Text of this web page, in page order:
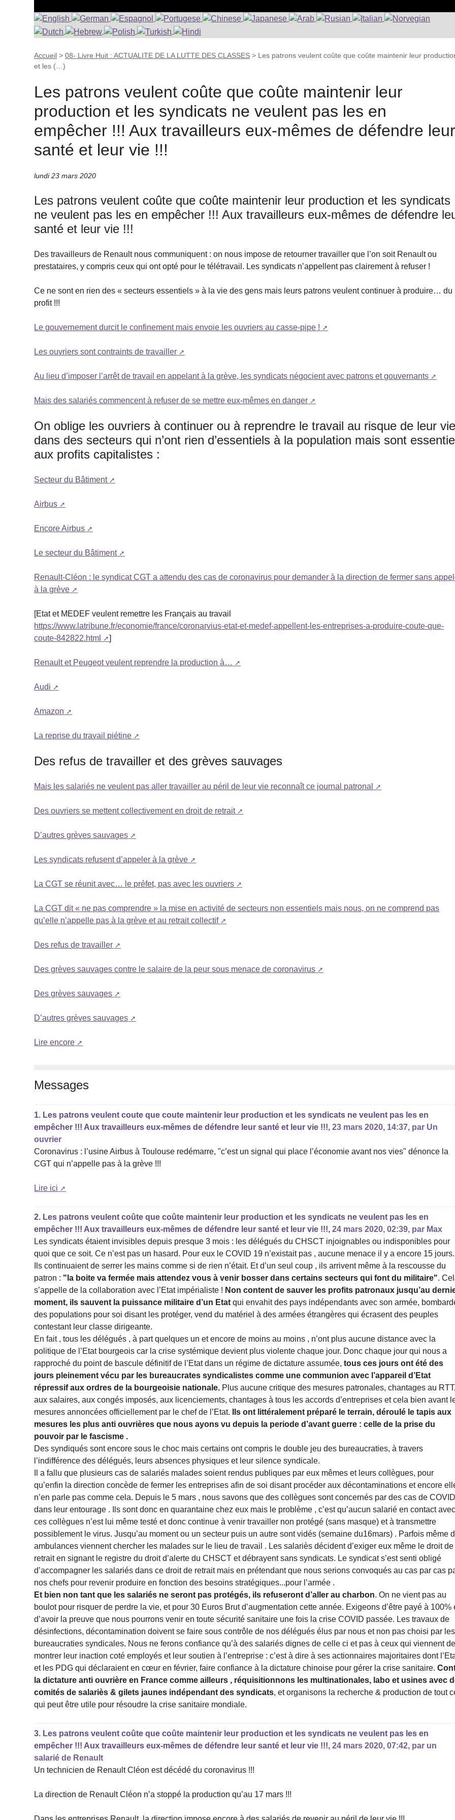
Accueil >08- Livre Huit : ACTUALITE DE LA LUTTE DES CLASSES > Les patrons veulent coûte que coûte maintenir leur
et les (…)
Les patrons veulent coûte que coûte maintenir leur
production et les syndicats ne veulent pas les en
empêcher !!! Aux travailleurs eux-mêmes de défendre leur
santé et leur vie !!!
lundi 23 mars 2020
Les patrons veulent coûte que coûte maintenir leur production et les syndicats
ne veulent pas les en empêcher !!! Aux travailleurs eux-mêmes de défendre
santé et leur vie !!!
Des travailleurs de Renault nous communiquent : on nous impose de retourner travailler que l’on soit Renault ou
prestataires, y compris ceux qui ont opté pour le télétravail. Les syndicats n’appellent pas clairement à refuser !
Ce ne sont en rien des « secteurs essentiels » à la vie des gens mais leurs patrons veulent continuer à produire… du
profit !!!
Le gouvernement durcit le confinement mais envoie les ouvriers au casse-pipe !
Les ouvriers sont contraints de travailler
Au lieu d’imposer l’arrêt de travail en appelant à la grève, les syndicats négocient avec patrons et gouvernants
Mais des salariés commencent à refuser de se mettre eux-mêmes en danger
On oblige les ouvriers à continuer ou à reprendre le travail au risque de leur vie
dans des secteurs qui n’ont rien d’essentiels à la population mais sont
aux profits capitalistes :
Secteur du Bâtiment
Airbus
Encore Airbus
Le secteur du Bâtiment
Renault-Cléon : le syndicat CGT a attendu des cas de coronavirus pour demander à la direction de fermer sans
à la grève
[Etat et MEDEF veulent remettre les Français au travail
https://www.latribune.fr/economie/france/coronarvius-etat-et-medef-appellent-les-entreprises-a-produire-coute-que-
coute-842822.html
]
Renault et Peugeot veulent reprendre la production à…
Audi
Amazon
La reprise du travail piétine
Des refus de travailler et des grèves sauvages
Mais les salariés ne veulent pas aller travailler au péril de leur vie reconnaît ce journal patronal
Des ouvriers se mettent collectivement en droit de retrait
D’autres grèves sauvages
Les syndicats refusent d’appeler à la grève
La CGT se réunit avec… le préfet, pas avec les ouvriers
La CGT dit « ne pas comprendre » la mise en activité de secteurs non essentiels mais nous, on ne comprend pas
qu’elle n’appelle pas à la grève et au retrait collectif
Des refus de travailler
Des grèves sauvages contre le salaire de la peur sous menace de coronavirus
Des grèves sauvages
D’autres grèves sauvages
Lire encore
Messages
1. Les patrons veulent coute que coute maintenir leur production et les syndicats ne veulent pas les en
empêcher !!! Aux travailleurs eux-mêmes de défendre leur santé et leur vie !!!,23 mars 2020, 14:37, par Un
ouvrier
Coronavirus : l’usine Airbus à Toulouse redémarre, "c’est un signal qui place l’économie avant nos vies" dénonce la
CGT qui n’appelle pas à la grève !!!
Lire ici
2. Les patrons veulent coûte que coûte maintenir leur production et les syndicats ne veulent pas les en
empêcher !!! Aux travailleurs eux-mêmes de défendre leur santé et leur vie !!!,24 mars 2020, 02:39, par Max
Les syndicats étaient invisibles depuis presque 3 mois : les délégués du CHSCT injoignables ou indisponibles pour
quoi que ce soit. Ce n’est pas un hasard. Pour eux le COVID 19 n’existait pas , aucune menace il y a encore 15 jours.
Ils continuaient de serrer les mains comme si de rien n’était. Et d’un seul coup , ils arrivent même à la rescousse du
patron : "la boite va fermée mais attendez vous à venir bosser dans certains secteurs qui font du militaire".
s’appelle de la collaboration avec l’Etat impérialiste ! Non content de sauver les profits patronaux jusqu’au
moment, ils sauvent la puissance militaire d’un Etatqui envahit des pays indépendants avec son armée,
des populations pour soi disant les protéger, vend du matériel à des armées étrangères qui écrasent des peuples
contestant leur classe dirigeante.
En fait , tous les délégués , à part quelques un et encore de moins au moins , n’ont plus aucune distance avec la
politique de l’Etat bourgeois car la crise systémique devient plus violente chaque jour. Donc chaque jour qui nous a
rapproché du point de bascule définitif de l’Etat dans un régime de dictature assumée,tous ces jours ont été des
jours pleinement vécu par les bureaucrates syndicalistes comme une communion avec l’appareil d’Etat
répressif aux ordres de la bourgeoisie nationale. Plus aucune critique des mesures patronales, chantages au RTT,
aux salaires, aux congés imposés, aux licenciements, chantages à tous les accords d’entreprises et cela bien avant
mesures annoncées officiellement par le chef de l’Etat.
Ils ont littéralement préparé le terrain, déroulé le tapis aux
mesures les plus anti ouvrières que nous ayons vu depuis la periode d’avant guerre : celle de la prise du
pouvoir par le fascisme .
Des syndiqués sont encore sous le choc mais certains ont compris le double jeu des bureaucraties, à travers
l’indifférence des délégués, leurs absences physiques et leur silence syndicale.
Il a fallu que plusieurs cas de salariés malades soient rendus publiques par eux mêmes et leurs collègues, pour
qu’enfin la direction concède de fermer les entreprises afin de soi disant procéder aux décontaminations et encore
n’en parle pas comme cela. Depuis le 5 mars , nous savons que des collègues sont concernés par des cas de COVID
dans leur entourage . Ils sont donc en quarantaine chez eux mais le problème , c’est qu’aucun salarié en contact avec
ces collègues n’est lui même testé et donc continue à venir travailler non protégé (sans masque) et à transmettre
possiblement le virus. Jusqu’au moment ou un secteur puis un autre sont vidés (semaine du16mars) . Parfois même
ambulances viennent chercher les malades sur le lieu de travail . Les salariès décident d’exiger eux même le droit de
retrait en signant le registre du droit d’alerte du CHSCT et débrayent sans syndicats. Le syndicat s’est senti obligé
d’accompagner les salariés dans ce droit de retrait mais en prétendant que nous serions convoqués au cas par cas
nos chefs pour revenir produire en fonction des besoins stratégiques...pour l’armée .
Et bien non tant que les salariés ne seront pas protégés, ils refuseront d’aller au charbon. On ne vient pas au
boulot pour risquer de perdre la vie, et pour 30 Euros Brut d’augmentation cette année. Exigeons d’être payé à 100%
d’avoir la preuve que nous pourrons venir en toute sécurité sanitaire une fois la crise COVID passée. Les travaux de
désinfections, décontamination doivent se faire sous contrôle de nos délégués élus par nous et non pas choisi par les
bureaucraties syndicales. Nous ne ferons confiance qu’à des salariés dignes de celle ci et pas à ceux qui viennent de
montrer leur inaction coté employés et leur soutien à l’entreprise : c’est à dire à ses actionnaires majoritaires dont
et les PDG qui déclaraient en cœur en février, faire confiance à la dictature chinoise pour gérer la crise sanitaire.
la dictature anti ouvrière en France comme ailleurs , réquisitionnons les multinationales, labo et usines avec
comités de salariès & gilets jaunes indépendant des syndicats, et organisons la recherche & production de tout
qui peut être utile pour résoudre la crise sanitaire mondiale.
3. Les patrons veulent coûte que coûte maintenir leur production et les syndicats ne veulent pas les en
empêcher !!! Aux travailleurs eux-mêmes de défendre leur santé et leur vie !!!,24 mars 2020, 07:42, par un
salarié de Renault
Un technicien de Renault Cléon est décédé du coronavirus !!!
La direction de Renault Cléon n’a stoppé la production qu’au 17 mars !!!